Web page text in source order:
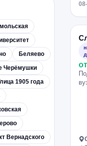
Беляево
Черёмушки
1905 года
Вернадского